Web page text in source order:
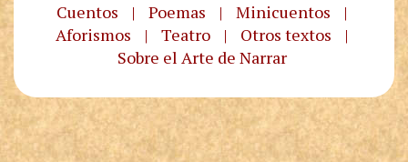
Cuentos | Poemas | Minicuentos
|
Aforismos
| Teatro | Otros textos
|
Sobre el Arte de Narrar